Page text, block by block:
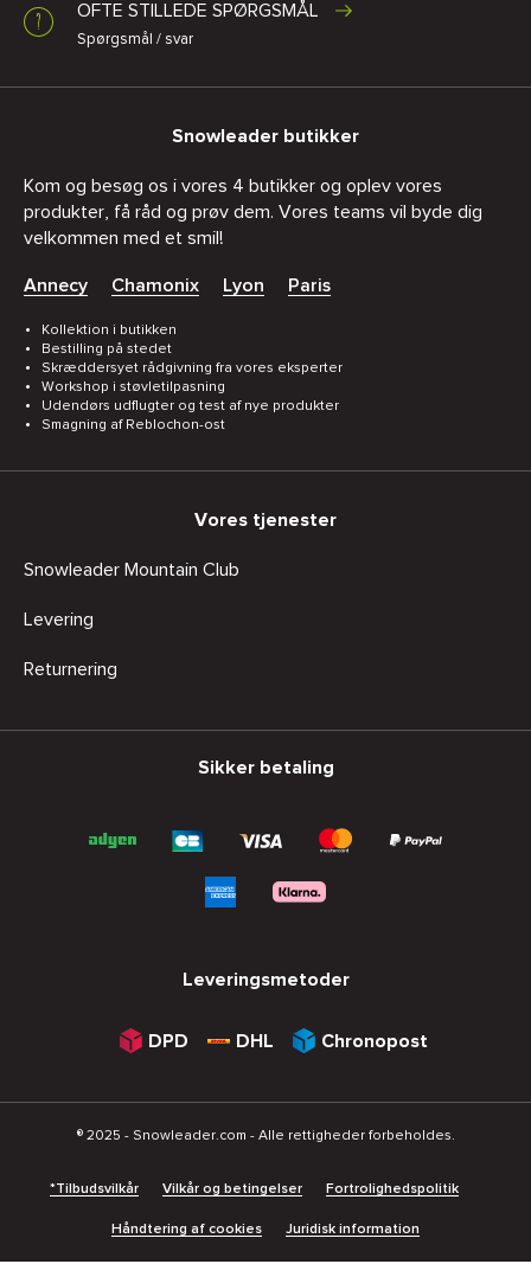
OFTE STILLEDE SPØRGSMÅL
Spørgsmål / svar
Snowleader butikker
Kom og besøg os i vores 4 butikker og oplev vores
produkter, få råd og prøv dem. Vores teams vil byde dig
velkommen med et smil!
Annecy Chamonix Lyon Paris
Kollektion i butikken
Bestilling på stedet
Skræddersyet rådgivning fra vores eksperter
Workshop i støvletilpasning
Udendørs udflugter og test af nye produkter
Smagning af Reblochon-ost
Vores tjenester
Snowleader Mountain Club
Levering
Returnering
Sikker betaling
Leveringsmetoder
DPD DHL Chronopost
® 2025 - Snowleader.com - Alle rettigheder forbeholdes.
*Tilbudsvilkår Vilkår og betingelser Fortrolighedspolitik
Håndtering af cookies Juridisk information